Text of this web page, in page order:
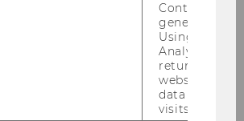
Contains a
generated
Using this
Analytics can
returning
website and
data from
visits.